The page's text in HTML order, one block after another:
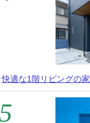
快適な1階リビングの家